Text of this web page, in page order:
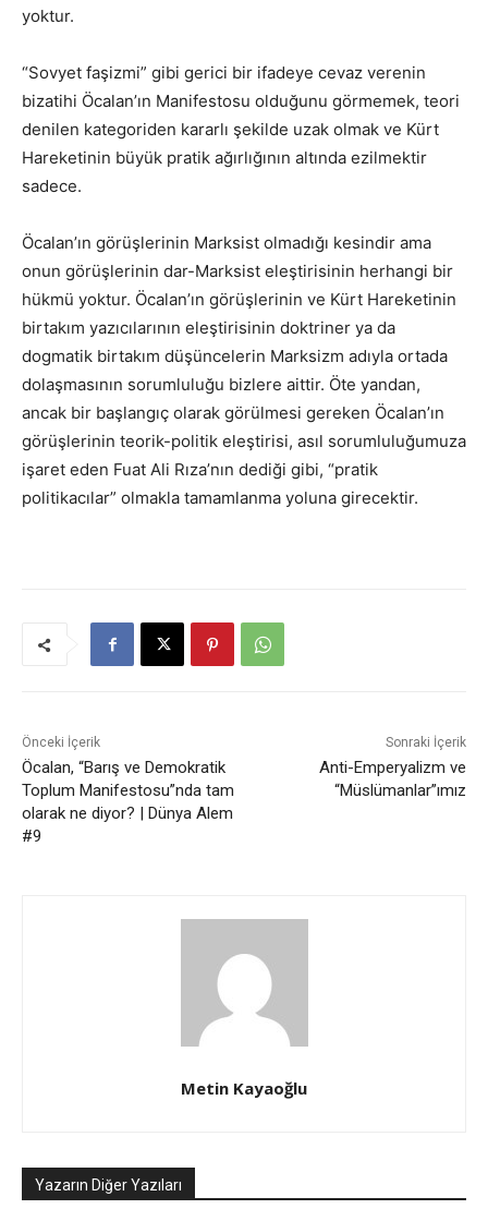
yoktur.
“Sovyet faşizmi” gibi gerici bir ifadeye cevaz verenin
bizatihi Öcalan’ın Manifestosu olduğunu görmemek, teori
denilen kategoriden kararlı şekilde uzak olmak ve Kürt
Hareketinin büyük pratik ağırlığının altında ezilmektir
sadece.
Öcalan’ın görüşlerinin Marksist olmadığı kesindir ama
onun görüşlerinin dar-Marksist eleştirisinin herhangi bir
hükmü yoktur. Öcalan’ın görüşlerinin ve Kürt Hareketinin
birtakım yazıcılarının eleştirisinin doktriner ya da
dogmatik birtakım düşüncelerin Marksizm adıyla ortada
dolaşmasının sorumluluğu bizlere aittir. Öte yandan,
ancak bir başlangıç olarak görülmesi gereken Öcalan’ın
görüşlerinin teorik-politik eleştirisi, asıl sorumluluğumuza
işaret eden Fuat Ali Rıza’nın dediği gibi, “pratik
politikacılar” olmakla tamamlanma yoluna girecektir.
Önceki İçerik
Öcalan, “Barış ve Demokratik
Toplum Manifestosu”nda tam
olarak ne diyor? | Dünya Alem
#9
Sonraki İçerik
Anti-Emperyalizm ve
“Müslümanlar”ımız
Metin Kayaoğlu
Yazarın Diğer Yazıları